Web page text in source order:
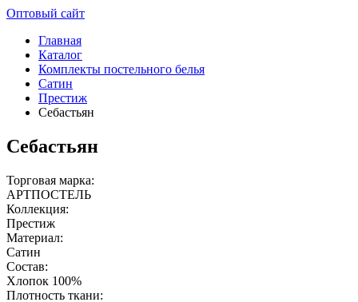
Оптовый сайт
Главная
Каталог
Комплекты постельного белья
Сатин
Престиж
Себастьян
Себастьян
Торговая марка:
АРТПОСТЕЛЬ
Коллекция:
Престиж
Материал:
Сатин
Состав:
Хлопок 100%
Плотность ткани: